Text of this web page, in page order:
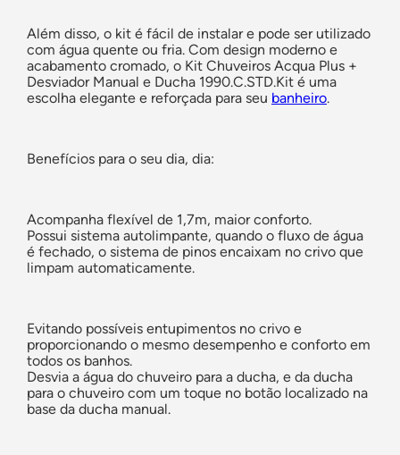
Além disso, o kit é fácil de instalar e pode ser utilizado
com água quente ou fria. Com design moderno e
acabamento cromado, o Kit Chuveiros Acqua Plus +
Desviador Manual e Ducha 1990.C.STD.Kit é uma
escolha elegante e reforçada para seu banheiro.
Benefícios para o seu dia, dia:
Acompanha flexível de 1,7m, maior conforto.
Possui sistema autolimpante, quando o fluxo de água
é fechado, o sistema de pinos encaixam no crivo que
limpam automaticamente.
Evitando possíveis entupimentos no crivo e
proporcionando o mesmo desempenho e conforto em
todos os banhos.
Desvia a água do chuveiro para a ducha, e da ducha
para o chuveiro com um toque no botão localizado na
base da ducha manual.